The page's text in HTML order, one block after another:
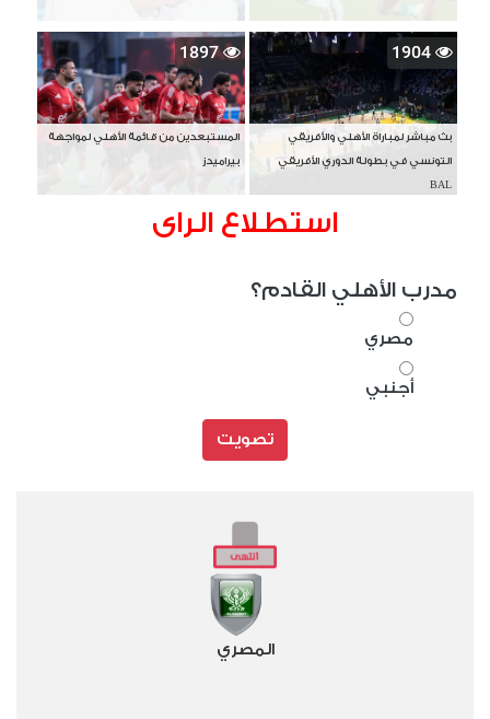
1904
بث مباشر لمباراة الأهلي والأفريقي
التونسي في بطولة الدوري الأفريقي
BAL
1897
المستبعدين من قائمة الأهلي لمواجهة
بيراميدز
استطلاع الراى
مدرب الأهلي القادم؟
مصري
أجنبي
تصويت
المصري